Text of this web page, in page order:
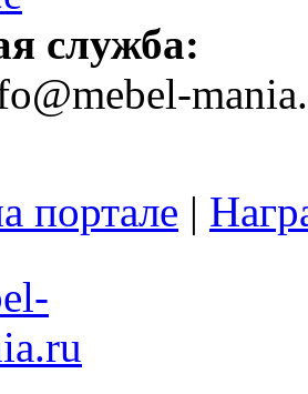
служба:
портале |